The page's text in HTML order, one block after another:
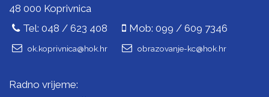
48 000 Koprivnica
Tel: 048 / 623 408
Mob: 099 / 609 7346
ok.koprivnica@hok.hr obrazovanje-kc@hok.hr
Radno vrijeme: